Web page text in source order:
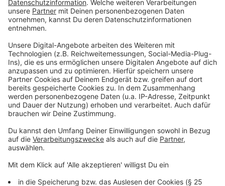
Konkrete Forderungen an die Politik
Anzeige
Der Verband plädiert einstimmig für eine
"konzentrierte Aktion Kinderschutz". Konkret hat die
Ärztekammer auf ihrer Versammlung am Samstag in
Münster folgende Forderungen formuliert:
für den Kinderschutz, der auf institutioneller
Ebene alle Möglichkeiten der Prävention und